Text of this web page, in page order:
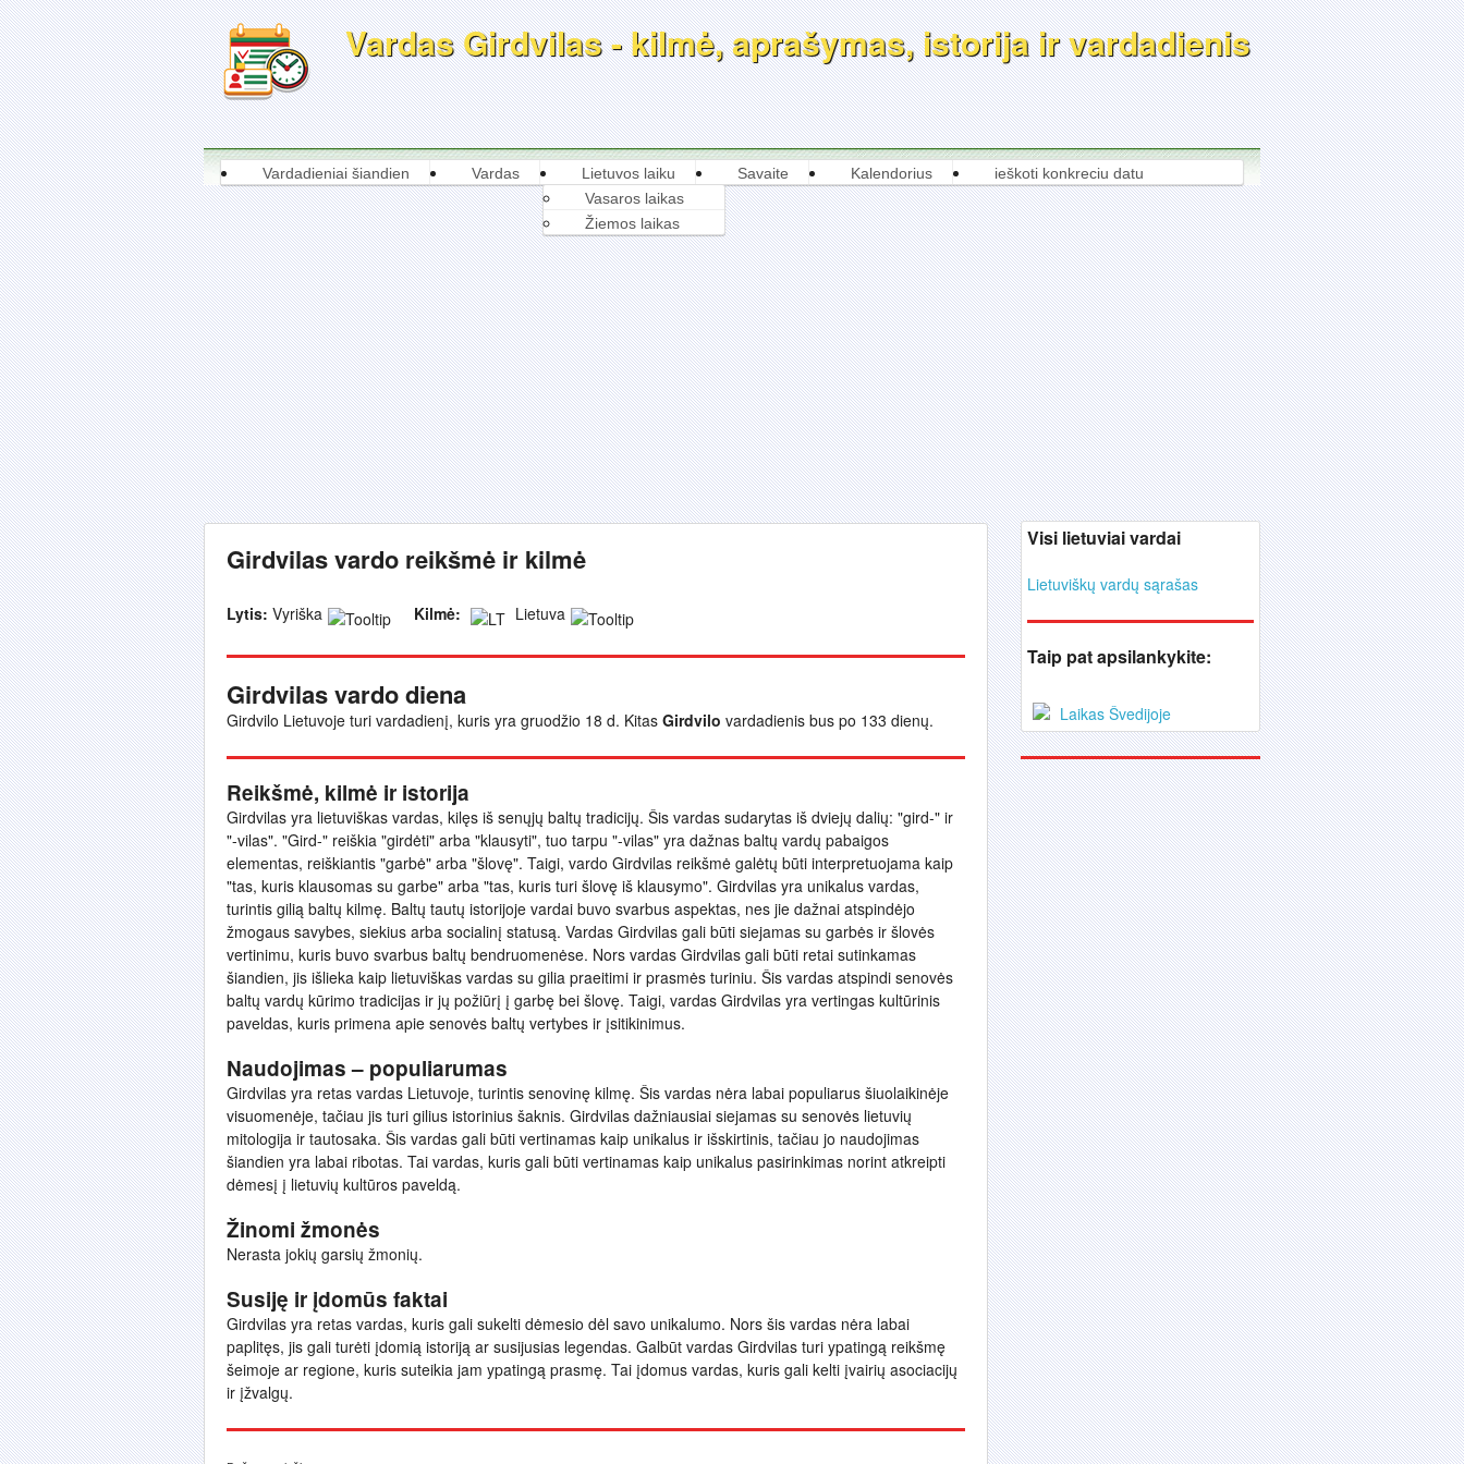
Vardas Girdvilas - kilmė, aprašymas, istorija ir vardadienis
Vardadieniai šiandien Vardas
Lietuvos laiku
Vasaros laikas
Žiemos laikas
Savaite Kalendorius ieškoti konkreciu datu
Girdvilas vardo reikšmė ir kilmė
Lytis: Vyriška Kilmė: Lietuva
Girdvilas vardo diena
Girdvilo Lietuvoje turi vardadienį, kuris yra gruodžio 18 d. Kitas Girdvilo vardadienis bus po 133 dienų.
Reikšmė, kilmė ir istorija
Girdvilas yra lietuviškas vardas, kilęs iš senųjų baltų tradicijų. Šis vardas sudarytas iš dviejų dalių: "gird-" ir
"-vilas". "Gird-" reiškia "girdėti" arba "klausyti", tuo tarpu "-vilas" yra dažnas baltų vardų pabaigos
elementas, reiškiantis "garbė" arba "šlovę". Taigi, vardo Girdvilas reikšmė galėtų būti interpretuojama kaip
"tas, kuris klausomas su garbe" arba "tas, kuris turi šlovę iš klausymo". Girdvilas yra unikalus vardas,
turintis gilią baltų kilmę. Baltų tautų istorijoje vardai buvo svarbus aspektas, nes jie dažnai atspindėjo
žmogaus savybes, siekius arba socialinį statusą. Vardas Girdvilas gali būti siejamas su garbės ir šlovės
vertinimu, kuris buvo svarbus baltų bendruomenėse. Nors vardas Girdvilas gali būti retai sutinkamas
šiandien, jis išlieka kaip lietuviškas vardas su gilia praeitimi ir prasmės turiniu. Šis vardas atspindi senovės
baltų vardų kūrimo tradicijas ir jų požiūrį į garbę bei šlovę. Taigi, vardas Girdvilas yra vertingas kultūrinis
paveldas, kuris primena apie senovės baltų vertybes ir įsitikinimus.
Naudojimas – populiarumas
Girdvilas yra retas vardas Lietuvoje, turintis senovinę kilmę. Šis vardas nėra labai populiarus šiuolaikinėje
visuomenėje, tačiau jis turi gilius istorinius šaknis. Girdvilas dažniausiai siejamas su senovės lietuvių
mitologija ir tautosaka. Šis vardas gali būti vertinamas kaip unikalus ir išskirtinis, tačiau jo naudojimas
šiandien yra labai ribotas. Tai vardas, kuris gali būti vertinamas kaip unikalus pasirinkimas norint atkreipti
dėmesį į lietuvių kultūros paveldą.
Žinomi žmonės
Nerasta jokių garsių žmonių.
Susiję ir įdomūs faktai
Girdvilas yra retas vardas, kuris gali sukelti dėmesio dėl savo unikalumo. Nors šis vardas nėra labai
paplitęs, jis gali turėti įdomią istoriją ar susijusias legendas. Galbūt vardas Girdvilas turi ypatingą reikšmę
šeimoje ar regione, kuris suteikia jam ypatingą prasmę. Tai įdomus vardas, kuris gali kelti įvairių asociacijų
ir įžvalgų.
Visi lietuviai vardai
Lietuviškų vardų sąrašas
Taip pat apsilankykite:
Laikas Švedijoje